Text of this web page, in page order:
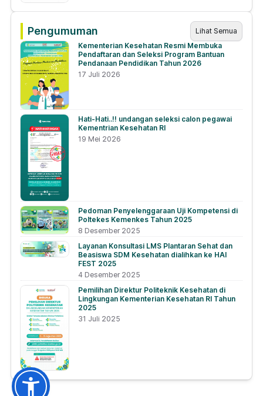
Pengumuman
Lihat Semua
Kementerian Kesehatan Resmi Membuka
Pendaftaran dan Seleksi Program Bantuan
Pendanaan Pendidikan Tahun 2026
17 Juli 2026
Hati-Hati..!! undangan seleksi calon pegawai
Kementrian Kesehatan RI
19 Mei 2026
Pedoman Penyelenggaraan Uji Kompetensi di
Poltekes Kemenkes Tahun 2025
8 Desember 2025
Layanan Konsultasi LMS Plantaran Sehat dan
Beasiswa SDM Kesehatan dialihkan ke HAI
FEST 2025
4 Desember 2025
Pemilihan Direktur Politeknik Kesehatan di
Lingkungan Kementerian Kesehatan RI Tahun
2025
31 Juli 2025